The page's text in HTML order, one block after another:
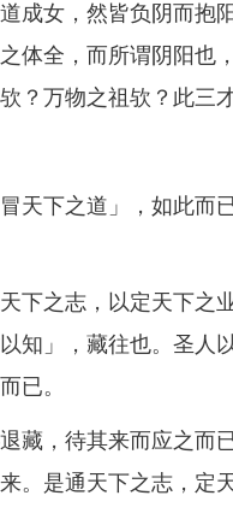
女，然皆负阴而抱阳
体全，而所谓阴阳也
？万物之祖欤？此三
下之道」，如此而已
之志，以定天下之业
知」，藏往也。圣人
已。
，待其来而应之而已
。是通天下之志，定